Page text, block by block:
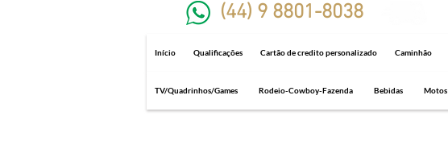
(44) 9 8801-8038
Início Qualificações Cartão de credito personalizado Caminhão
TV/Quadrinhos/Games Rodeio-Cowboy-Fazenda Bebidas Motos